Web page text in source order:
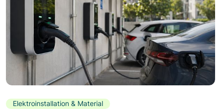
Elektroinstallation & Material